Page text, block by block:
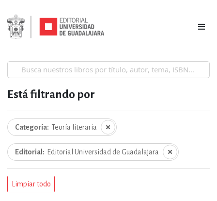
Está filtrando por
Categoría Teoría literaria
Editorial Editorial Universidad de Guadalajara
Limpiar todo